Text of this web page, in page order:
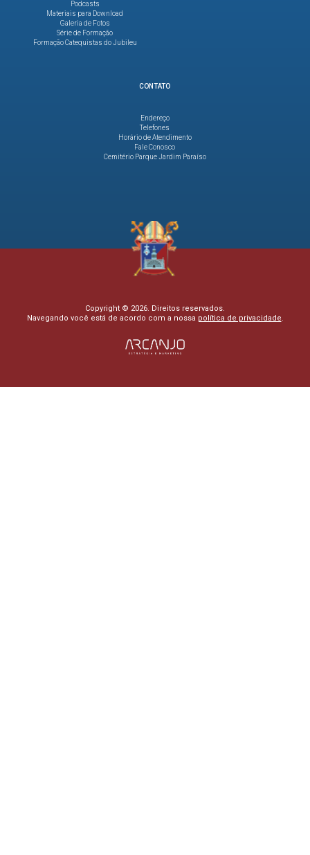
Podcasts
Materiais para Download
Galeria de Fotos
Série de Formação
Formação Catequistas do Jubileu
CONTATO
Endereço
Telefones
Horário de Atendimento
Fale Conosco
Cemitério Parque Jardim Paraíso
Copyright © 2026. Direitos reservados.
Navegando você está de acordo com a nossa política de privacidade.